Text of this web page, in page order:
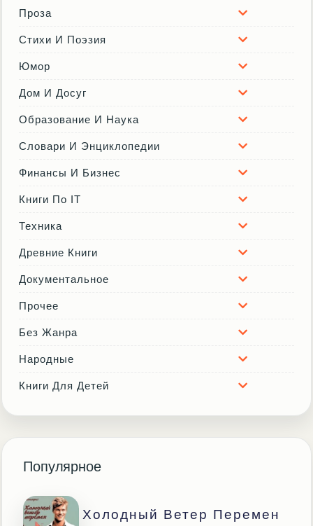
Проза
Стихи И Поэзия
Юмор
Дом И Досуг
Образование И Наука
Словари И Энциклопедии
Финансы И Бизнес
Книги По IT
Техника
Древние Книги
Документальное
Прочее
Без Жанра
Народные
Книги Для Детей
Популярное
Холодный Ветер Перемен